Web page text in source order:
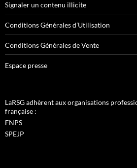
Signaler un contenu illicite
Conditions Générales d’Utilisation
Conditions Générales de Vente
Espace presse
LaRSG adhèrent aux organisations
française :
FNPS
SPEJP